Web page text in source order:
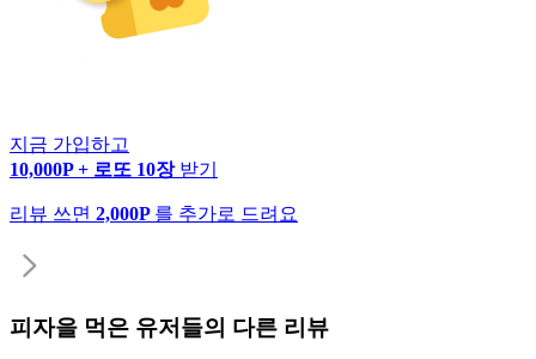
지금 가입하고
10,000P + 로또 10장 받기
리뷰 쓰면 2,000P 를 추가로 드려요
피자을 먹은 유저들의 다른 리뷰